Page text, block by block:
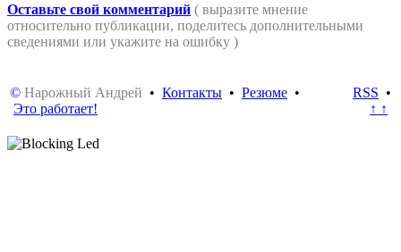
Оставьте свой комментарий ( выразите мнение
относительно публикации, поделитесь дополнительными
сведениями или укажите на ошибку )
© Нарожный Андрей • Контакты • Резюме •
Это работает!
RSS •
↑ ↑